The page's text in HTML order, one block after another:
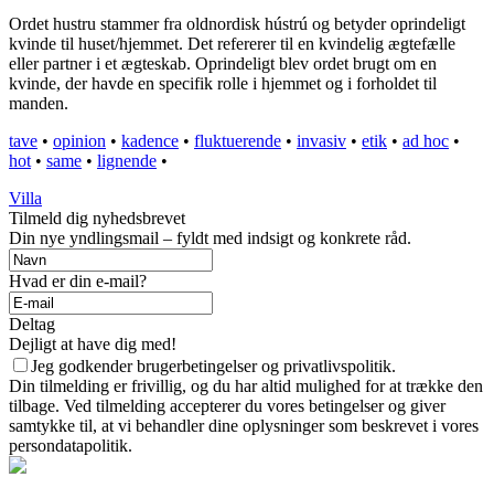
Ordet hustru stammer fra oldnordisk hústrú og betyder oprindeligt
kvinde til huset/hjemmet. Det refererer til en kvindelig ægtefælle
eller partner i et ægteskab. Oprindeligt blev ordet brugt om en
kvinde, der havde en specifik rolle i hjemmet og i forholdet til
manden.
tave • opinion • kadence • fluktuerende • invasiv • etik • ad hoc •
hot • same • lignende •
Villa
Tilmeld dig nyhedsbrevet
Din nye yndlingsmail – fyldt med indsigt og konkrete råd.
Hvad er din e-mail?
Deltag
Dejligt at have dig med!
Jeg godkender brugerbetingelser og privatlivspolitik.
Din tilmelding er frivillig, og du har altid mulighed for at trække den
tilbage. Ved tilmelding accepterer du vores betingelser og giver
samtykke til, at vi behandler dine oplysninger som beskrevet i vores
persondatapolitik.